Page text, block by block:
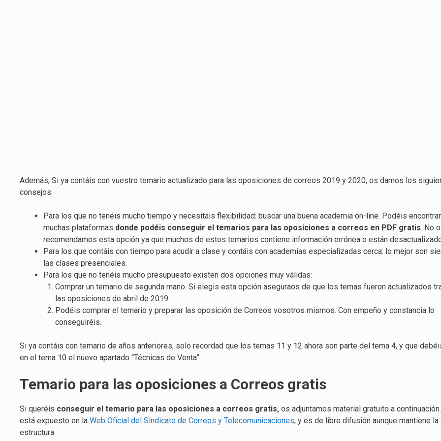
Además, Si ya contáis con vuestro temario actualizado para las oposiciones de correos 2019 y 2020, os damos los
consejos:
Para los que no tenéis mucho tiempo y necesitáis flexibilidad: buscar una buena academia on-line. Podéis encontrar
muchas plataformas donde podéis conseguir el temarios para las oposiciones a correos en PDF gratis. No
recomendamos esta opción ya que muchos de estos temarios contiene información errónea o están
Para los que contáis con tiempo para acudir a clase y contáis con academias especializadas cerca: lo mejor son
las clases presenciales.
Para los que no tenéis mucho presupuesto existen dos opciones muy válidas:
Comprar un temario de segunda mano. Si elegis esta opción aseguraos de que los temas fueron actualizados
las oposiciones de abril de 2019.
Podéis comprar el temario y preparar las oposición de Correos vosotros mismos. Con empeño y constancia lo
conseguiréis.
Si ya contáis con temario de años anteriores, solo recordad que los temas 11 y 12 ahora son parte del tema 4, y que
en el tema 10 el nuevo apartado “Técnicas de Venta”.
Temario para las oposiciones a Correos gratis
Si queréis conseguir el temario para las oposiciones a correos gratis, os adjuntamos material gratuito a
está expuesto en la Web Oficial del Sindicato de Correos y Telecomunicaciones, y es de libre difusión aunque mantiene la
estructura.